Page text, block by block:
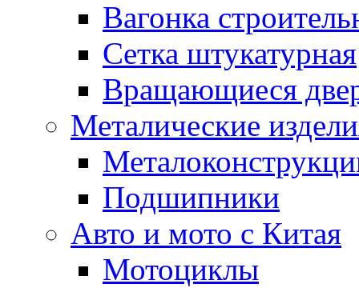
Вагонка
Сетка штукатурная
Вращающиеся
Металические
Подшипники
Авто и мото с Китая
Мотоциклы